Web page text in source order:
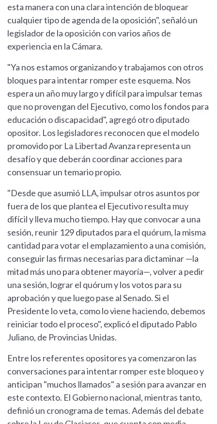
esta manera con una clara intención de bloquear
cualquier tipo de agenda de la oposición", señaló un
legislador de la oposición con varios años de
experiencia en la Cámara.
"Ya nos estamos organizando y trabajamos con otros
bloques para intentar romper este esquema. Nos
espera un año muy largo y difícil para impulsar temas
que no provengan del Ejecutivo, como los fondos para
educación o discapacidad", agregó otro diputado
opositor. Los legisladores reconocen que el modelo
promovido por La Libertad Avanza representa un
desafío y que deberán coordinar acciones para
consensuar un temario propio.
"Desde que asumió LLA, impulsar otros asuntos por
fuera de los que plantea el Ejecutivo resulta muy
difícil y lleva mucho tiempo. Hay que convocar a una
sesión, reunir 129 diputados para el quórum, la misma
cantidad para votar el emplazamiento a una comisión,
conseguir las firmas necesarias para dictaminar —la
mitad más uno para obtener mayoría—, volver a pedir
una sesión, lograr el quórum y los votos para su
aprobación y que luego pase al Senado. Si el
Presidente lo veta, como lo viene haciendo, debemos
reiniciar todo el proceso", explicó el diputado Pablo
Juliano, de Provincias Unidas.
Entre los referentes opositores ya comenzaron las
conversaciones para intentar romper este bloqueo y
anticipan "muchos llamados" a sesión para avanzar en
este contexto. El Gobierno nacional, mientras tanto,
definió un cronograma de temas. Además del debate